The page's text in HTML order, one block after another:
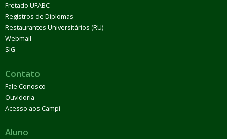
Fretado UFABC
Registros de Diplomas
Restaurantes Universitários (RU)
Webmail
SIG
Contato
Fale Conosco
Ouvidoria
Acesso aos Campi
Aluno